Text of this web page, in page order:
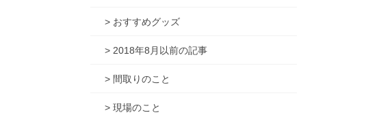
> おすすめグッズ
> 2018年8月以前の記事
> 間取りのこと
> 現場のこと